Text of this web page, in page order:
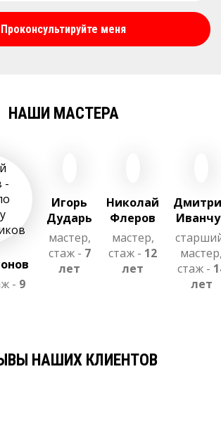
Проконсультируйте меня
НАШИ МАСТЕРА
- 9
Игорь
Дударь
мастер,
стаж - 7
лет
Николай
Флеров
мастер,
стаж - 12
лет
стаж -
лет
НАШИХ КЛИЕНТОВ